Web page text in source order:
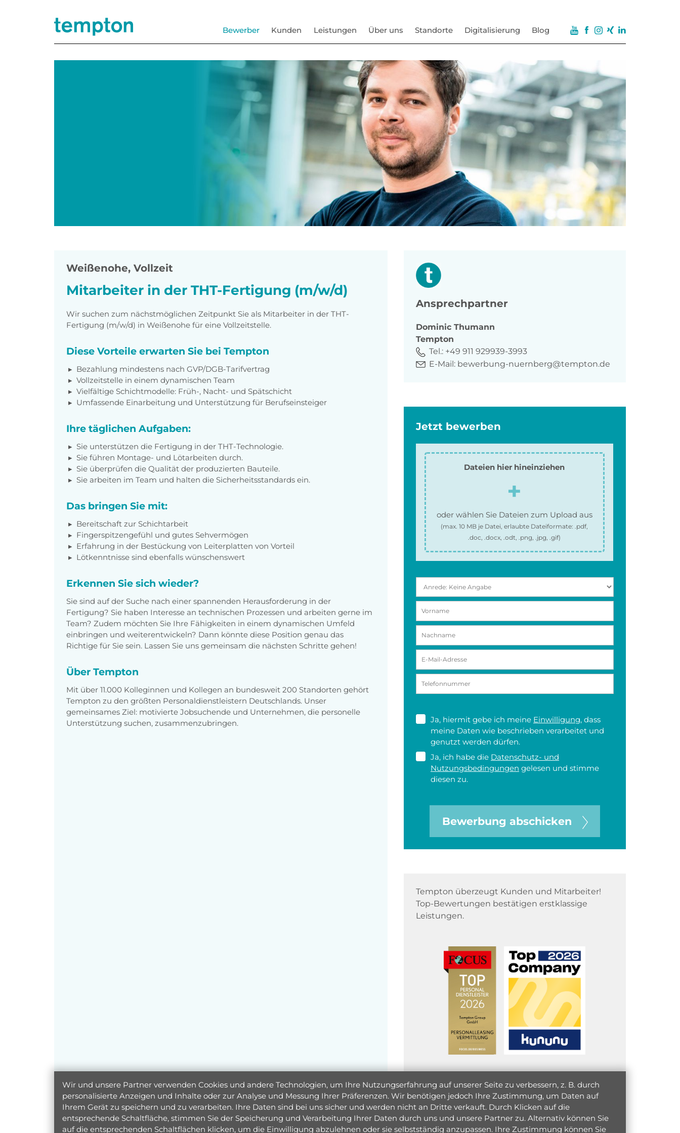
Bewerber Kunden Leistungen Über uns Standorte Digitalisierung Blog
Weißenohe, Vollzeit
Mitarbeiter in der THT-Fertigung (m/w/d)
Wir suchen zum nächstmöglichen Zeitpunkt Sie als Mitarbeiter in der THT-
Fertigung (m/w/d) in Weißenohe für eine Vollzeitstelle.
Diese Vorteile erwarten Sie bei Tempton
Bezahlung mindestens nach GVP/DGB-Tarifvertrag
Vollzeitstelle in einem dynamischen Team
Vielfältige Schichtmodelle: Früh-, Nacht- und Spätschicht
Umfassende Einarbeitung und Unterstützung für Berufseinsteiger
Ihre täglichen Aufgaben:
Sie unterstützen die Fertigung in der THT-Technologie.
Sie führen Montage- und Lötarbeiten durch.
Sie überprüfen die Qualität der produzierten Bauteile.
Sie arbeiten im Team und halten die Sicherheitsstandards ein.
Das bringen Sie mit:
Bereitschaft zur Schichtarbeit
Fingerspitzengefühl und gutes Sehvermögen
Erfahrung in der Bestückung von Leiterplatten von Vorteil
Lötkenntnisse sind ebenfalls wünschenswert
Erkennen Sie sich wieder?
Sie sind auf der Suche nach einer spannenden Herausforderung in der
Fertigung? Sie haben Interesse an technischen Prozessen und arbeiten gerne im
Team? Zudem möchten Sie Ihre Fähigkeiten in einem dynamischen Umfeld
einbringen und weiterentwickeln? Dann könnte diese Position genau das
Richtige für Sie sein. Lassen Sie uns gemeinsam die nächsten Schritte gehen!
Über Tempton
Mit über 11.000 Kolleginnen und Kollegen an bundesweit 200 Standorten gehört
Tempton zu den größten Personaldienstleistern Deutschlands. Unser
gemeinsames Ziel: motivierte Jobsuchende und Unternehmen, die personelle
Unterstützung suchen, zusammenzubringen.
Ansprechpartner
Dominic Thumann
Tempton
Tel.: +49 911 929939-3993
E-Mail: bewerbung-nuernberg@tempton.de
Jetzt bewerben
Dateien hier hineinziehen
oder wählen Sie Dateien zum Upload aus
(max.10 MB je Datei, erlaubte Dateiformate:.pdf,
.doc, .docx, .odt, .png, .jpg, .gif)
Ja, hiermit gebe ich meine Einwilligung, dass
meine Daten wie beschrieben verarbeitet und
genutzt werden dürfen.
Ja, ich habe die Datenschutz- und
Nutzungsbedingungen gelesen und stimme
diesen zu.
Bewerbung abschicken
Tempton überzeugt Kunden und Mitarbeiter!
Top-Bewertungen bestätigen erstklassige
Leistungen.
Wir und unsere Partner verwenden Cookies und andere Technologien, um Ihre Nutzungserfahrung auf unserer Seite zu verbessern, z. B. durch
personalisierte Anzeigen und Inhalte oder zur Analyse und Messung Ihrer Präferenzen. Wir benötigen jedoch Ihre Zustimmung, um Daten auf
Ihrem Gerät zu speichern und zu verarbeiten. Ihre Daten sind bei uns sicher und werden nicht an Dritte verkauft. Durch Klicken auf die
entsprechende Schaltfläche, stimmen Sie der Speicherung und Verarbeitung Ihrer Daten durch uns und unsere Partner zu. Alternativ können Sie
auf die entsprechenden Schaltflächen klicken, um die Einwilligung abzulehnen oder sie selbstständig anzupassen. Ihre Zustimmung können Sie